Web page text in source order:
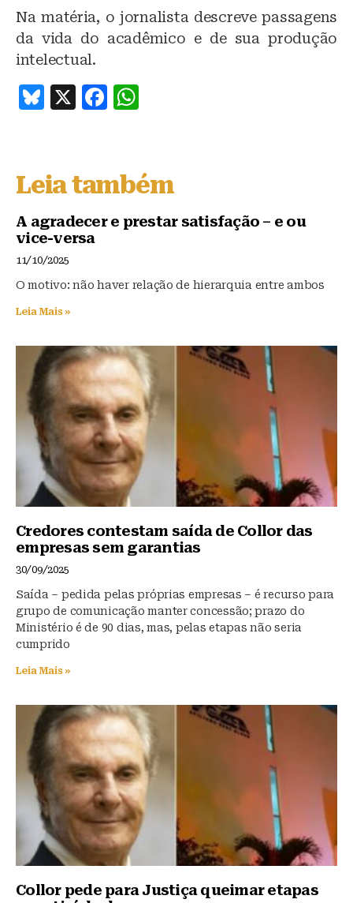
Na matéria, o jornalista descreve passagens
da vida do acadêmico e de sua produção
intelectual.
B
s
k
y
X
F
e
b
o
s
A
p
Leia também
A agradecer e prestar satisfação – e ou
vice-versa
11/10/2025
O motivo: não haver relação de hierarquia entre ambos
Leia Mais »
Credores contestam saída de Collor das
empresas sem garantias
30/09/2025
Saída – pedida pelas próprias empresas – é recurso para
grupo de comunicação manter concessão; prazo do
Ministério é de 90 dias, mas, pelas etapas não seria
cumprido
Leia Mais »
Collor pede para Justiça queimar etapas